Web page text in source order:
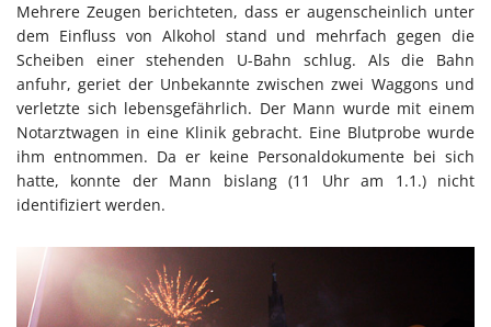
Mehrere Zeugen berichteten, dass er augenscheinlich unter
dem Einfluss von Alkohol stand und mehrfach gegen die
Scheiben einer stehenden U-Bahn schlug. Als die Bahn
anfuhr, geriet der Unbekannte zwischen zwei Waggons und
verletzte sich lebensgefährlich. Der Mann wurde mit einem
Notarztwagen in eine Klinik gebracht. Eine Blutprobe wurde
ihm entnommen. Da er keine Personaldokumente bei sich
hatte, konnte der Mann bislang (11 Uhr am 1.1.) nicht
identifiziert werden.